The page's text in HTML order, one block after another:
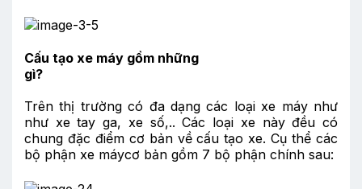
Cấu tạo xe máy gồm những
gì?
Trên thị trường có đa dạng các loại xe máy như
như xe tay ga, xe số,.. Các loại xe này đều có
chung đặc điểm cơ bản về cấu tạo xe. Cụ thể các
bộ phận xe máycơ bản gồm 7 bộ phận chính sau: